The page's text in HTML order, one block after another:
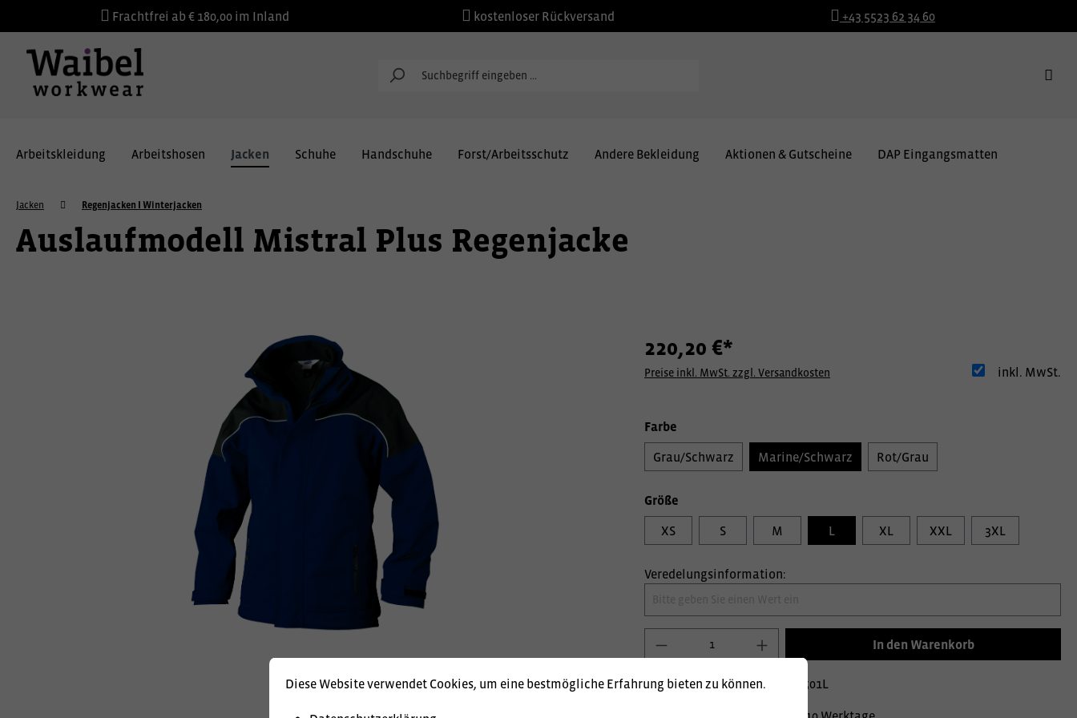
Frachtfrei ab € 180,00 im Inland kostenloser Rückversand +43 5523 62 34 60
Arbeitskleidung Arbeitshosen Jacken Schuhe Handschuhe Forst/Arbeitsschutz Andere Bekleidung Aktionen & Gutscheine DAP Eingangsmatten
Jacken Regenjacken I Winterjacken
Auslaufmodell Mistral Plus Regenjacke
220,20 €*
inkl. MwSt.
Preise inkl. MwSt. zzgl. Versandkosten
Farbe
Grau/Schwarz Marine/Schwarz Rot/Grau
Größe
XS S M L XL XXL 3XL
Veredelungsinformation:
In den Warenkorb
Produktnummer:020000590501L
Diese Website verwendet Cookies, um eine bestmögliche Erfahrung bieten zu können.